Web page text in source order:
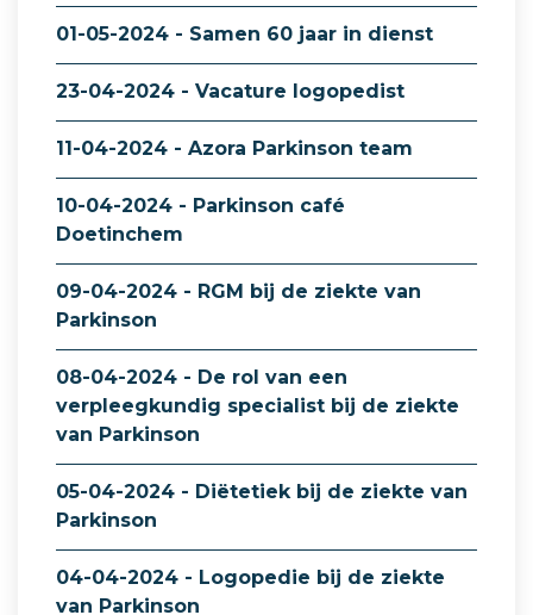
01-05-2024 - Samen 60 jaar in dienst
23-04-2024 - Vacature logopedist
11-04-2024 - Azora Parkinson team
10-04-2024 - Parkinson café
Doetinchem
09-04-2024 - RGM bij de ziekte van
Parkinson
08-04-2024 - De rol van een
verpleegkundig specialist bij de ziekte
van Parkinson
05-04-2024 - Diëtetiek bij de ziekte van
Parkinson
04-04-2024 - Logopedie bij de ziekte
van Parkinson